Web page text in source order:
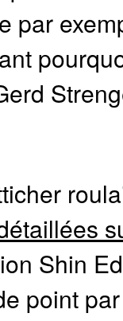
par
Shin
point